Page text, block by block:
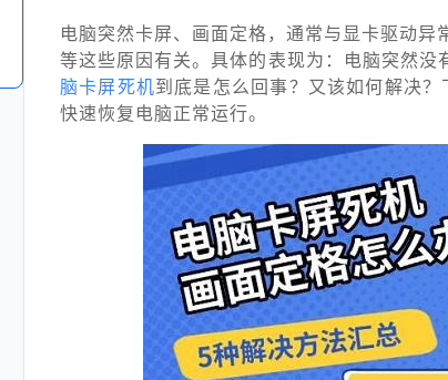
电脑突然卡屏、画面定格，通常与显卡驱动
等这些原因有关。具体的表现为：电脑突然没
脑卡屏死机到底是怎么回事？又该如何解决
快速恢复电脑正常运行。